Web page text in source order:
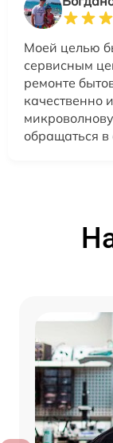
Моей целью
сервисным
ремонте
качественно
обращаться